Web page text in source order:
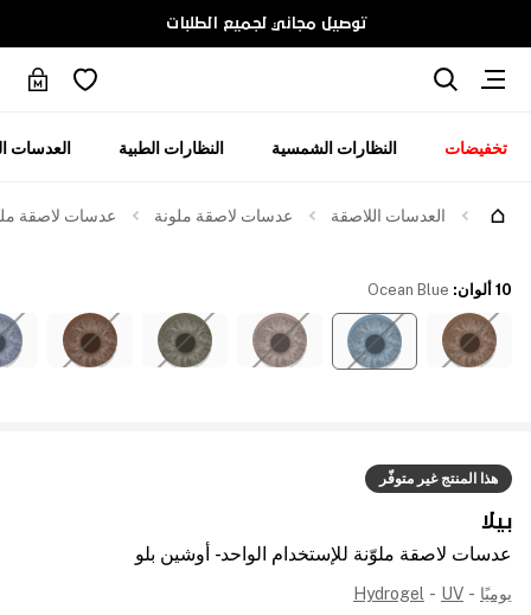
توصيل مجاني لجميع الطلبات
تخفيضات النظارات الشمسية النظارات الطبية العدسات
العدسات اللاصقة عدسات لاصقة ملونة عدسات لاصقة
هذا المنتج غير متوفّر
بيلا
عدسات لاصقة ملوّنة للإستخدام الواحد - أوشين بلو
يوميًا -
Hydrogel - UV
10 ألوان :
Ocean Blue